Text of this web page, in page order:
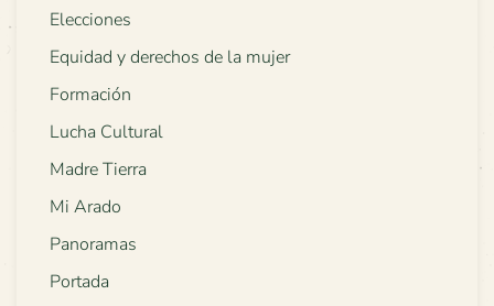
Elecciones
Equidad y derechos de la mujer
Formación
Lucha Cultural
Madre Tierra
Mi Arado
Panoramas
Portada